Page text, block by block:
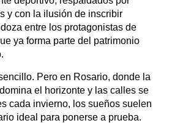
y con la ilusión de inscribir
entre los protagonistas de
ya forma parte del patrimonio
Pero en Rosario, donde la
el horizonte y las calles se
cada invierno, los sueños suelen
ideal para ponerse a prueba.